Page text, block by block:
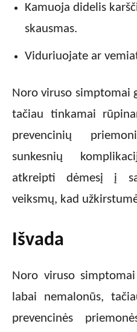
Kamuoja didelis
skausmas.
Viduriuojate ar
Noro viruso simptomai
tačiau tinkamai
prevencinių
sunkesnių
atkreipti dėmesį į
veiksmų, kad
Išvada
Noro viruso
labai nemalonūs,
prevencinės